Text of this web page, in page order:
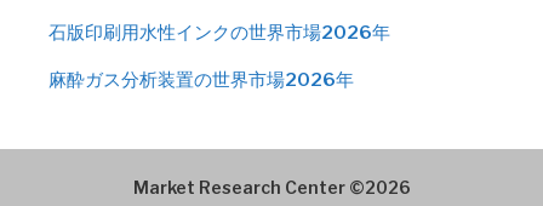
石版印刷用水性インクの世界市場2026年
麻酔ガス分析装置の世界市場2026年
Market Research Center ©2026